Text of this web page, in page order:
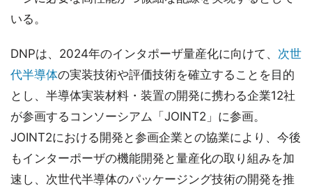
いる。
DNPは、2024年のインタポーザ量産化に向けて、 次世
代半導体の実装技術や評価技術を確立することを目的
とし、半導体実装材料・装置の開発に携わる企業12社
が参画するコンソーシアム「JOINT2」に参画。
JOINT2における開発と参画企業との協業により、今後
もインターポーザの機能開発と量産化の取り組みを加
速し、次世代半導体のパッケージング技術の開発を推